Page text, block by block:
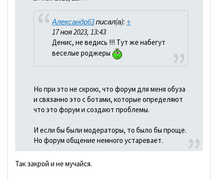
Александр63писал(а): ↑
17 ноя 2023, 13:43
Денис, не ведись !!! Тут же набегут
веселые роджеры
Но при это не скрою, что форум для меня обуза
и связанно это с ботами, которые определяют
что это форум и создают проблемы.
И если бы были модераторы, то было бы проще.
Но форум общение немного устаревает.
Так закрой и не мучайся.